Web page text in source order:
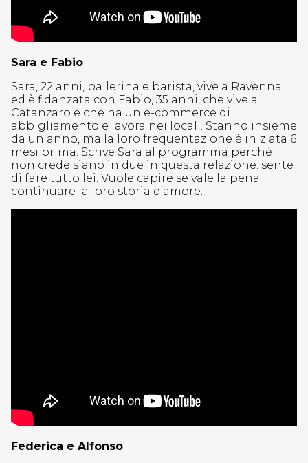
Sara e Fabio
Sara, 22 anni, ballerina e barista, vive a Ravenna
ed è fidanzata con Fabio, 35 anni, che vive a
Catanzaro e che ha un e-commerce di
abbigliamento e lavora nei locali. Stanno insieme
da un anno, ma la loro frequentazione è iniziata 6
mesi prima. Scrive Sara al programma perché
non crede siano in due in questa relazione: sente
di fare tutto lei. Vuole capire se vale la pena
continuare la loro storia d’amore.
Federica e Alfonso